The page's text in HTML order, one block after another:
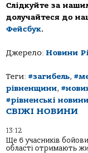
Слідкуйте за
долучайтеся до
Фейсбук.
Джерело: Новини
Теги: #загибель,
рівненщини,
#рівненські новини
СВІЖІ НОВИНИ
13:12
Ще 6 учасників
області отримають